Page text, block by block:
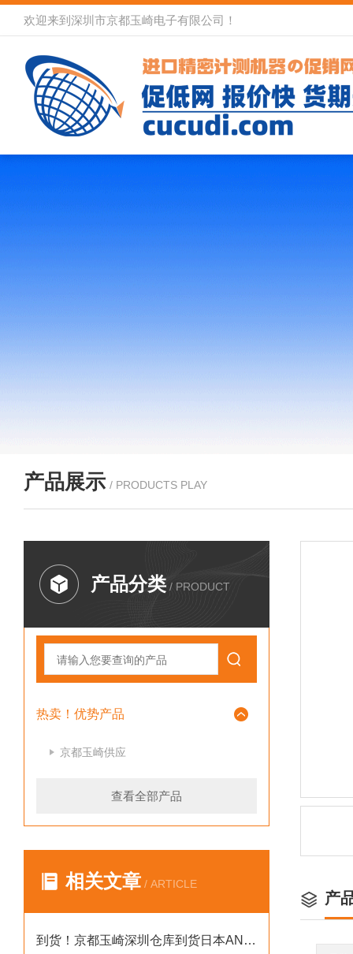
欢迎来到深圳市京都玉崎电子有限公司！
产品展示 / PRODUCTS PLAY
产品分类 / PRODUCT
热卖！优势产品
京都玉崎供应
查看全部产品
相关文章 / ARTICLE
到货！京都玉崎深圳仓库到货日本AND 电子秤HV-60KCEP
产